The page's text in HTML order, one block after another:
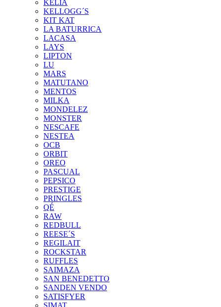
KELIA
KELLOGG´S
KIT KAT
LA BATURRICA
LACASA
LAYS
LIPTON
LU
MARS
MATUTANO
MENTOS
MILKA
MONDELEZ
MONSTER
NESCAFE
NESTEA
OCB
ORBIT
OREO
PASCUAL
PEPSICO
PRESTIGE
PRINGLES
QÉ
RAW
REDBULL
REESE´S
REGILAIT
ROCKSTAR
RUFFLES
SAIMAZA
SAN BENEDETTO
SANDEN VENDO
SATISFYER
SIMAT